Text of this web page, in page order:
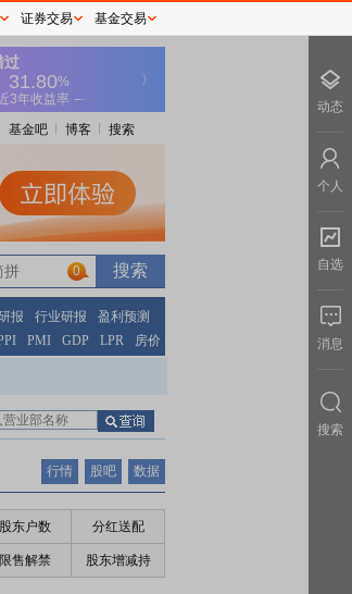
基金吧 博客 搜索
0
报 行业研报
盈利预测
PMI GDP LPR 房价
行情 股吧 数据
股东户数 分红送配
限售解禁 股东增减持
证券交易 基金交易
动态
个人
自选
消息
搜索